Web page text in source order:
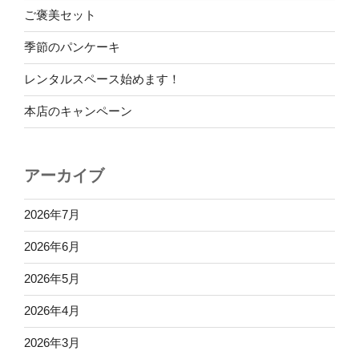
市役所に出店
15時から19時（？）
キエレのマルシェ&ワークショップ
10時から14時
伊香保ハワイアンフェスティバル
勝手に予定に入れている
８月１１日（祝） カフェ
ホアラさんライヴ
12時から
フライヤーはまだですが、ご予約受付いたします。
ご褒美セット
季節のパンケーキ
レンタルスペース始めます！
本店のキャンペーン
アーカイブ
2026年7月
2026年6月
2026年5月
2026年4月
2026年3月